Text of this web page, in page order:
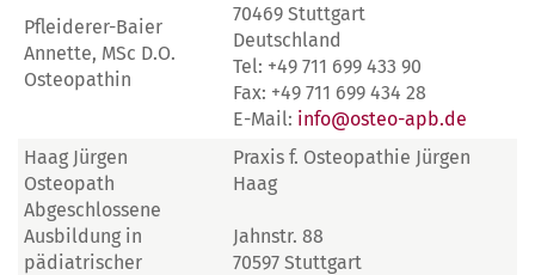
Pfleiderer-Baier
Annette, MSc D.O.
Osteopathin
70469 Stuttgart
Deutschland
Tel: +49 711 699 433 90
Fax: +49 711 699 434 28
E-Mail: info@osteo-apb.de
Haag Jürgen
Osteopath
Abgeschlossene
Ausbildung in
pädiatrischer
Praxis f. Osteopathie Jürgen
Haag
Jahnstr. 88
70597 Stuttgart